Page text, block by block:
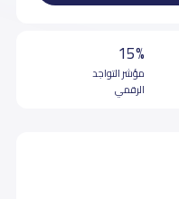
15%
مؤشر التواجد
الرقمي